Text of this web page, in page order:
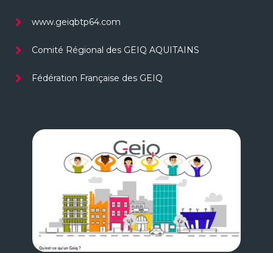
www.geiqbtp64.com
Comité Régional des GEIQ AQUITAINS
Fédération Française des GEIQ